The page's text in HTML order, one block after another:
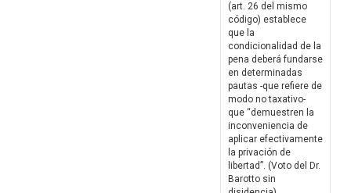
(art. 26 del mismo
código) establece
que la
condicionalidad de la
pena deberá fundarse
en determinadas
pautas -que refiere de
modo no taxativo-
que “demuestren la
inconveniencia de
aplicar efectivamente
la privación de
libertad”. (Voto del Dr.
Barotto sin